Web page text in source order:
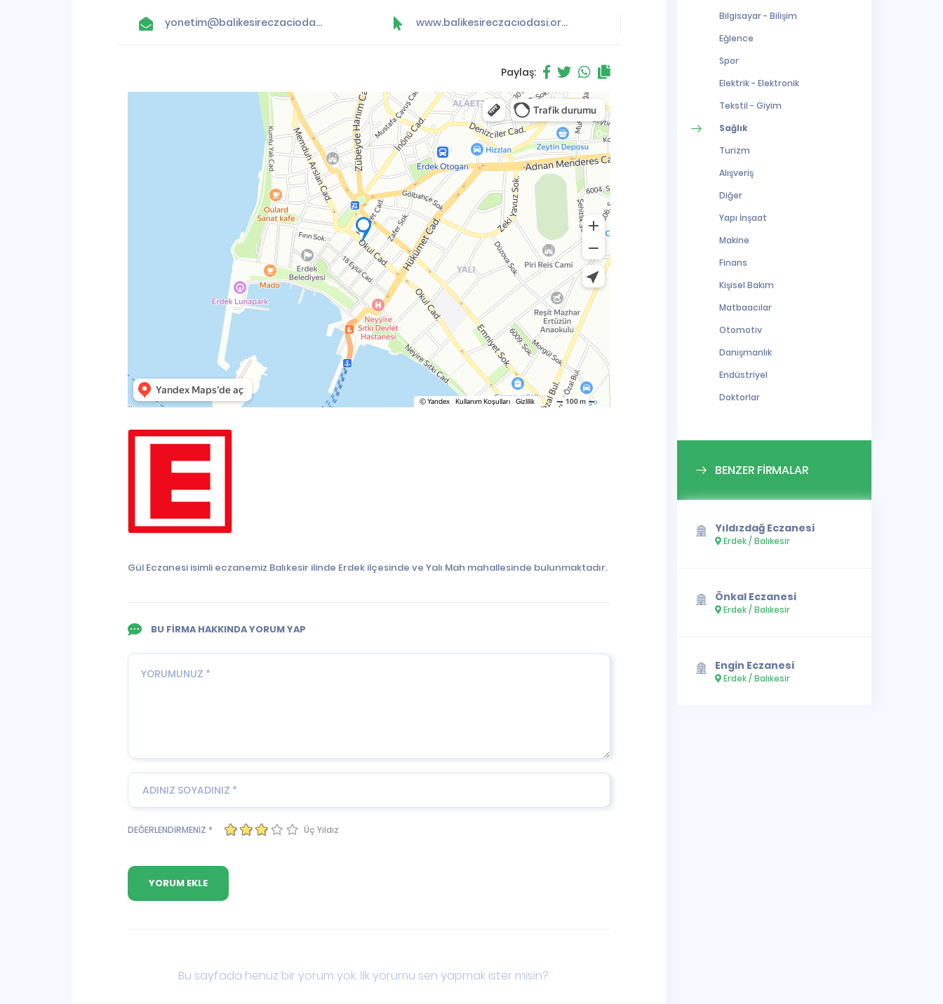
yonetim@balikesireczaciodasi.org.tr www.balikesireczaciodasi.org.tr
Paylaş:
Gül Eczanesi isimli eczanemiz Balıkesir ilinde Erdek ilçesinde ve Yalı Mah mahallesinde bulunmaktadır.
BU FİRMA HAKKINDA YORUM YAP
DEĞERLENDİRMENİZ * Üç Yıldız
Bu sayfada henüz bir yorum yok. İlk yorumu sen yapmak ister misin?
Bilgisayar - Bilişim
Eğlence
Spor
Elektrik - Elektronik
Tekstil - Giyim
Sağlık
Turizm
Alışveriş
Diğer
Yapı İnşaat
Makine
Finans
Kişisel Bakım
Matbaacılar
Otomotiv
Danışmanlık
Endüstriyel
Doktorlar
BENZER FİRMALAR
Yıldızdağ Eczanesi
Erdek / Balıkesir
Önkal Eczanesi
Erdek / Balıkesir
Engin Eczanesi
Erdek / Balıkesir